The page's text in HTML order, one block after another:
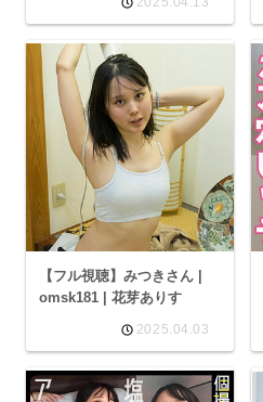
【フル視聴】みつきさん |
omsk181 | 花芽ありす
2025.04.03